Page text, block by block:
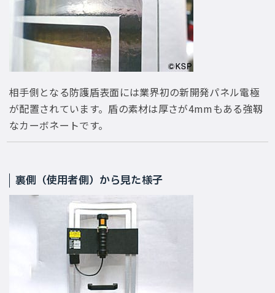
相手側となる防護盾表面には業界初の新開発パネル電極
が配置されています。盾の素材は厚さが4mmもある強靱
なカーボネートです。
裏側（使用者側）から見た様子